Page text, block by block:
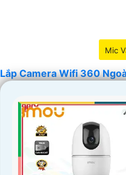
Mic
Lắp Camera Wifi 360